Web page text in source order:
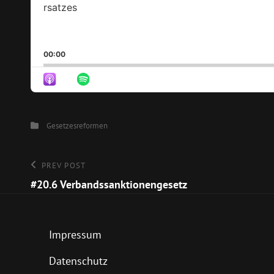
00:00
CategoriesGesetzesreformen
Beitragsnavigation
Previous
Post
PREV POST
#20.6 Verbandssanktionengesetz
Impressum
Datenschutz